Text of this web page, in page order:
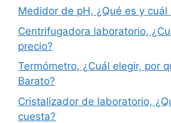
Medidor de pH, ¿Qué es y cuál
Centrifugadora laboratorio,
precio?
Termómetro, ¿Cuál elegir, por
Barato?
Cristalizador de laboratorio,
cuesta?